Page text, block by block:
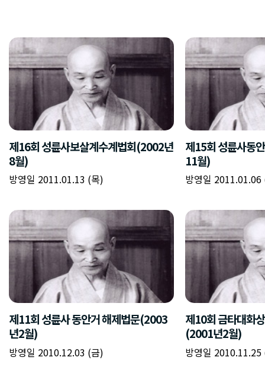
제16회 성륜사보살계수계법회(2002년
8월)
방영일 2011.01.13 (목)
제15회 성륜사동
11월)
방영일 2011.01.06
제11회 성륜사 동안거 해제법문(2003
년2월)
방영일 2010.12.03 (금)
제10회 금타대화
(2001년2월)
방영일 2010.11.25